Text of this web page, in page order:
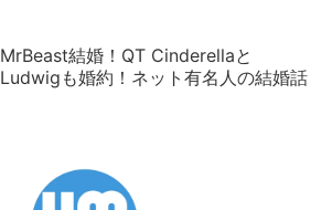
MrBeast結婚！QT Cinderellaと
Ludwigも婚約！ネット有名人の結婚話